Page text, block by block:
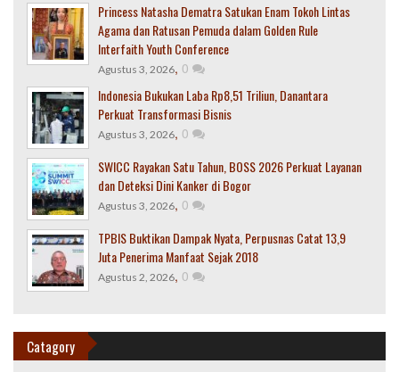
Princess Natasha Dematra Satukan Enam Tokoh Lintas
Agama dan Ratusan Pemuda dalam Golden Rule
Interfaith Youth Conference
Agustus 3, 2026, 0
Indonesia Bukukan Laba Rp8,51 Triliun, Danantara
Perkuat Transformasi Bisnis
Agustus 3, 2026, 0
SWICC Rayakan Satu Tahun, BOSS 2026 Perkuat Layanan
dan Deteksi Dini Kanker di Bogor
Agustus 3, 2026, 0
TPBIS Buktikan Dampak Nyata, Perpusnas Catat 13,9
Juta Penerima Manfaat Sejak 2018
Agustus 2, 2026, 0
Catagory